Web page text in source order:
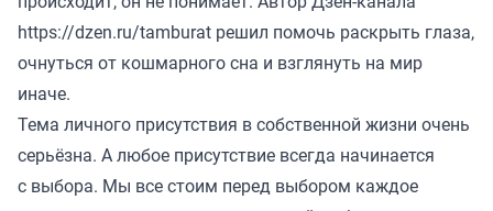
https://dzen.ru/tamburat решил помочь раскрыть глаза,
очнуться от кошмарного сна и взглянуть на мир
иначе.
Тема личного присутствия в собственной жизни очень
серьёзна. А любое присутствие всегда начинается
с выбора. Мы все стоим перед выбором каждое